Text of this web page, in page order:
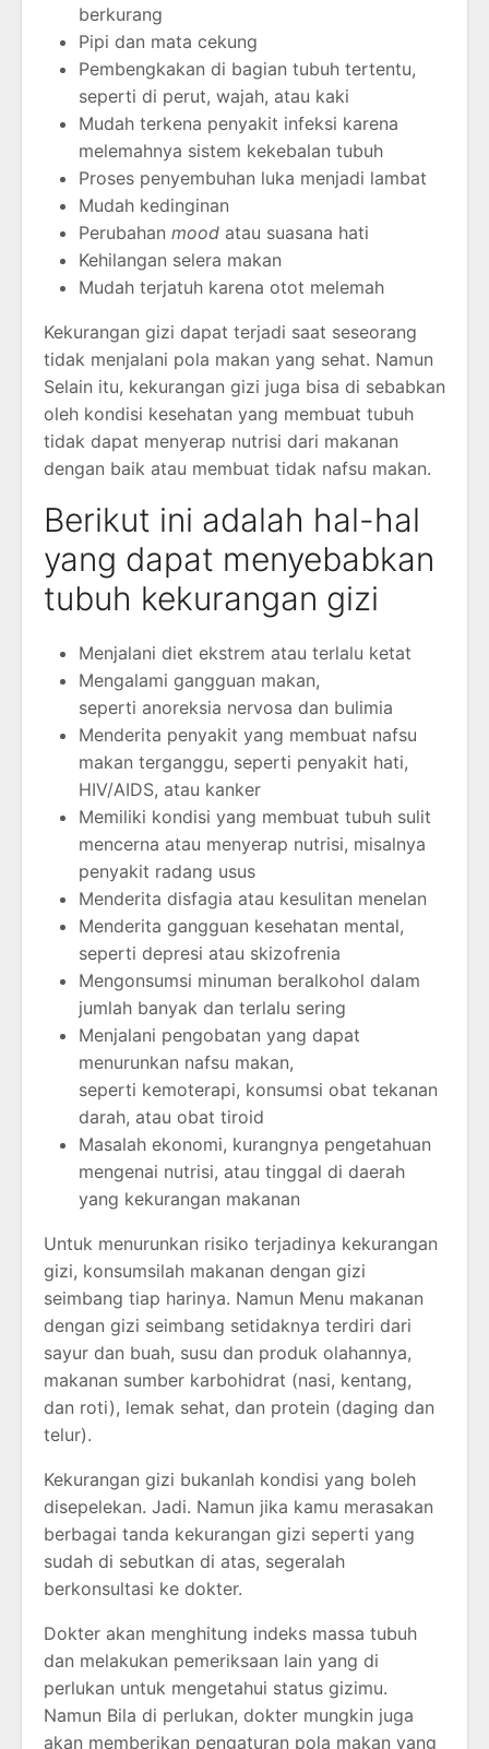
berkurang
Pipi dan mata cekung
Pembengkakan di bagian tubuh tertentu,
seperti di perut, wajah, atau kaki
Mudah terkena penyakit infeksi karena
melemahnya sistem kekebalan tubuh
Proses penyembuhan luka menjadi lambat
Mudah kedinginan
Perubahan mood atau suasana hati
Kehilangan selera makan
Mudah terjatuh karena otot melemah
Kekurangan gizi dapat terjadi saat seseorang
tidak menjalani pola makan yang sehat. Namun
Selain itu, kekurangan gizi juga bisa di sebabkan
oleh kondisi kesehatan yang membuat tubuh
tidak dapat menyerap nutrisi dari makanan
dengan baik atau membuat tidak nafsu makan.
Berikut ini adalah hal-hal
yang dapat menyebabkan
tubuh kekurangan gizi
Menjalani diet ekstrem atau terlalu ketat
Mengalami gangguan makan,
seperti anoreksia nervosa dan bulimia
Menderita penyakit yang membuat nafsu
makan terganggu, seperti penyakit hati,
HIV/AIDS, atau kanker
Memiliki kondisi yang membuat tubuh sulit
mencerna atau menyerap nutrisi, misalnya
penyakit radang usus
Menderita disfagia atau kesulitan menelan
Menderita gangguan kesehatan mental,
seperti depresi atau skizofrenia
Mengonsumsi minuman beralkohol dalam
jumlah banyak dan terlalu sering
Menjalani pengobatan yang dapat
menurunkan nafsu makan,
seperti kemoterapi, konsumsi obat tekanan
darah, atau obat tiroid
Masalah ekonomi, kurangnya pengetahuan
mengenai nutrisi, atau tinggal di daerah
yang kekurangan makanan
Untuk menurunkan risiko terjadinya kekurangan
gizi, konsumsilah makanan dengan gizi
seimbang tiap harinya. Namun Menu makanan
dengan gizi seimbang setidaknya terdiri dari
sayur dan buah, susu dan produk olahannya,
makanan sumber karbohidrat (nasi, kentang,
dan roti), lemak sehat, dan protein (daging dan
telur).
Kekurangan gizi bukanlah kondisi yang boleh
disepelekan. Jadi. Namun jika kamu merasakan
berbagai tanda kekurangan gizi seperti yang
sudah di sebutkan di atas, segeralah
berkonsultasi ke dokter.
Dokter akan menghitung indeks massa tubuh
dan melakukan pemeriksaan lain yang di
perlukan untuk mengetahui status gizimu.
Namun Bila di perlukan, dokter mungkin juga
akan memberikan pengaturan pola makan yang